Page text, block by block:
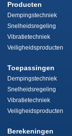
Producten
Dempingstechniek
Snelheidsregeling
Vibratietechniek
Veiligheidsproducten
Toepassingen
Dempingstechniek
Snelheidsregeling
Vibratietechniek
Veiligheidsproducten
Berekeningen